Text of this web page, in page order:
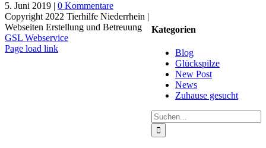
5. Juni 2019 | 0 Kommentare
Kategorien
Blog
Glückspilze
New Post
News
Zuhause gesucht
Suche
nach:
Copyright 2022 Tierhilfe Niederrhein |
Webseiten Erstellung und Betreuung
GSL Webservice
Facebook
X
Instagram
Pinterest
Page load link